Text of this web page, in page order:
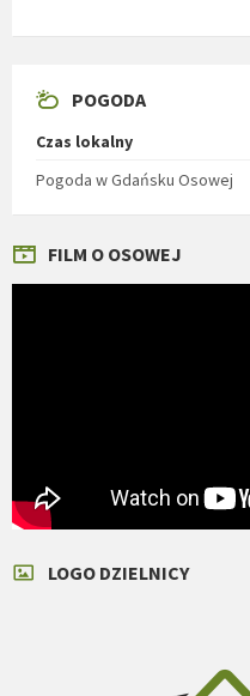
POGODA
Czas lokalny
Pogoda w Gdańsku Osowej
FILM O OSOWEJ
LOGO DZIELNICY